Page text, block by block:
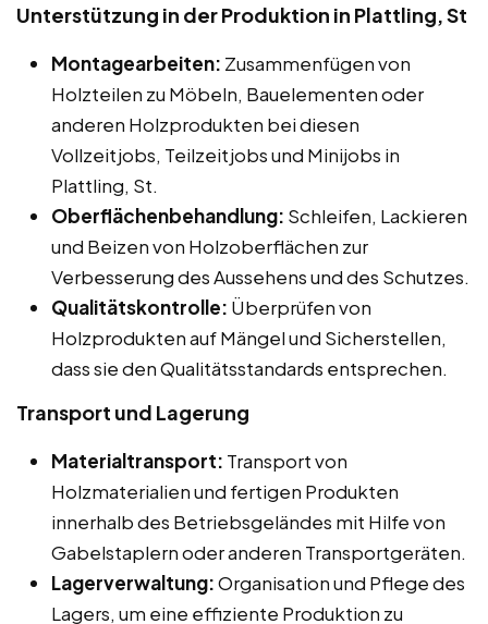
Unterstützung in der Produktion in Plattling, St
Montagearbeiten: Zusammenfügen von
Holzteilen zu Möbeln, Bauelementen oder
anderen Holzprodukten bei diesen
Vollzeitjobs, Teilzeitjobs und Minijobs in
Plattling, St.
Oberflächenbehandlung: Schleifen, Lackieren
und Beizen von Holzoberflächen zur
Verbesserung des Aussehens und des Schutzes.
Qualitätskontrolle: Überprüfen von
Holzprodukten auf Mängel und Sicherstellen,
dass sie den Qualitätsstandards entsprechen.
Transport und Lagerung
Materialtransport: Transport von
Holzmaterialien und fertigen Produkten
innerhalb des Betriebsgeländes mit Hilfe von
Gabelstaplern oder anderen Transportgeräten.
Lagerverwaltung:Organisation und Pflege des
Lagers, um eine effiziente Produktion zu